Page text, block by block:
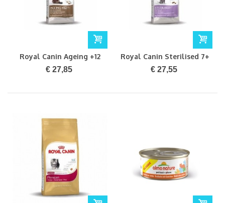
Royal Canin Ageing +12
2kg
€ 27,85
Royal Canin Sterilised 7+
2kg
€ 27,55